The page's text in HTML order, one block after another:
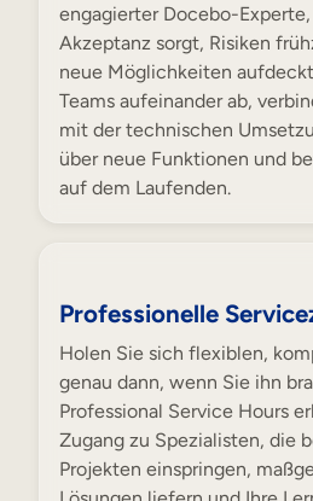
engagierter Docebo-
Akzeptanz sorgt, Risiken
neue Möglichkeiten
Teams aufeinander ab,
mit der technischen
über neue Funktionen und
auf dem Laufenden.
Professionelle
Holen Sie sich flexiblen,
genau dann, wenn Sie ihn
Professional Service Hours
Zugang zu Spezialisten, die
Projekten einspringen,